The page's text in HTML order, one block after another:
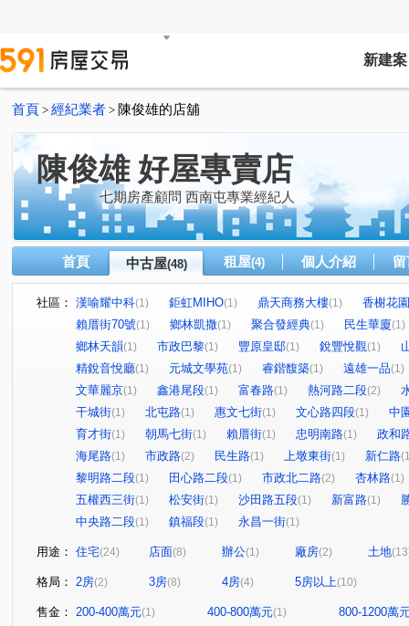
新建案
首頁 > 經紀業者 > 陳俊雄的店舖
陳俊雄 好屋專賣店
七期房產顧問 西南屯專業經紀人
首頁 中古屋(48) 租屋(4) 個人介紹
社區： 漢喻耀中科(1) 鉅虹MIHO(1) 鼎天商務大樓(1)
香榭花
賴厝街70號(1) 鄉林凱撒(1) 聚合發經典(1) 民生華廈(1)
鄉林天韻(1) 市政巴黎(1) 豐原皇邸(1) 銳豐悅觀(1)
精銳音悅廳(1) 元城文學苑(1) 睿鍇馥築(1) 遠雄一品(1)
文華麗京(1) 鑫港尾段(1) 富春路(1) 熱河路二段(2)
干城街(1) 北屯路(1) 惠文七街(1) 文心路四段(1)
中
育才街(1) 朝馬七街(1) 賴厝街(1) 忠明南路(1)
政和
海尾路(1) 市政路(2) 民生路(1) 上墩東街(1) 新仁路
黎明路二段(1) 田心路二段(1) 市政北二路(2) 杏林路(1)
五權西三街(1) 松安街(1) 沙田路五段(1) 新富路(1)
中央路二段(1) 鎮福段(1) 永昌一街(1)
用途： 住宅(24) 店面(8) 辦公(1) 廠房(2) 土地
格局： 2房(2) 3房(8) 4房(4) 5房以上(10)
售金： 200-400萬元(1) 400-800萬元(1)
800-1200萬